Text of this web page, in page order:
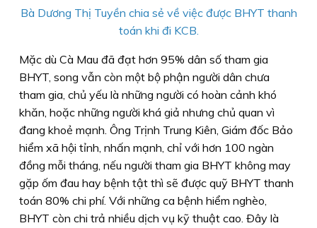
Bà Dương Thị Tuyền chia sẻ về việc được BHYT thanh
toán khi đi KCB.
Mặc dù Cà Mau đã đạt hơn 95% dân số tham gia
BHYT, song vẫn còn một bộ phận người dân chưa
tham gia, chủ yếu là những người có hoàn cảnh khó
khăn, hoặc những người khá giả nhưng chủ quan vì
đang khoẻ mạnh. Ông Trịnh Trung Kiên, Giám đốc Bảo
hiểm xã hội tỉnh, nhấn mạnh, chỉ với hơn 100 ngàn
đồng mỗi tháng, nếu người tham gia BHYT không may
gặp ốm đau hay bệnh tật thì sẽ được quỹ BHYT thanh
toán 80% chi phí. Với những ca bệnh hiểm nghèo,
BHYT còn chi trả nhiều dịch vụ kỹ thuật cao. Ðây là